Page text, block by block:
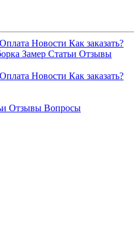
Оплата Новости Как заказать?
Замер Статьи Отзывы
Оплата Новости Как заказать?
Отзывы Вопросы